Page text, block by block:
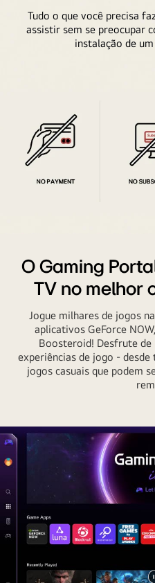
mostrando
estatísticas
muestran
controles
respecto
dispositivos
inteligentes.
ícones
diferentes
Channels
usados
sem
necessidade
de
assinar,
pagar
configurar
Tudo o que você precisa
assistir sem se preocupar
instalação de
O Gaming
TV no melhor
Jogue milhares de jogos
aplicativos GeForce
Boosteroid! Desfrute de
experiências de jogo -
jogos casuais que podem